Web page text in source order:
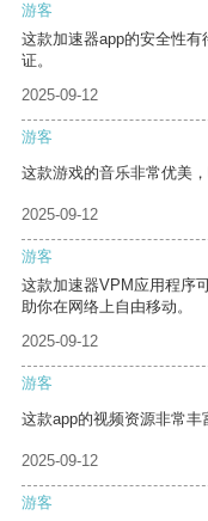
游客
这款加速器app的安全性
证。
2025-09-12
游客
这款游戏的音乐非常优美
2025-09-12
游客
这款加速器VPM应用程序
助你在网络上自由移动。
2025-09-12
游客
这款app的视频资源非常丰
2025-09-12
游客